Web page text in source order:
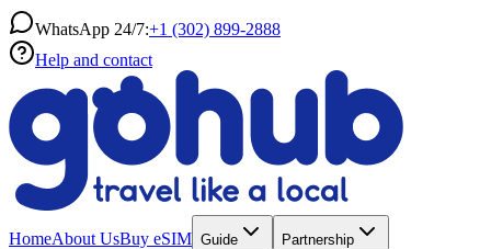
WhatsApp 24/7:+1 (302) 899-2888
Help and contact
HomeAbout UsBuy eSIM Guide Partnership